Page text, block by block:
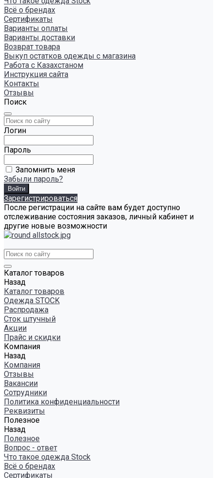
Всё о брендах
Сертификаты
Варианты оплаты
Варианты доставки
Возврат товара
Выкуп остатков одежды с магазина
Работа с Казахстаном
Инструкция сайта
Контакты
Отзывы
Поиск
Логин
Пароль
Запомнить меня
Забыли пароль?
Зарегистрироваться
После регистрации на сайте вам будет доступно
отслеживание состояния заказов, личный кабинет и
другие новые возможности
Каталог товаров
Назад
Каталог товаров
Одежда STOCK
Распродажа
Сток штучный
Акции
Прайс и скидки
Компания
Назад
Компания
Отзывы
Вакансии
Сотрудники
Политика конфиденциальности
Реквизиты
Полезное
Назад
Полезное
Вопрос - ответ
Что такое одежда Stock
Всё о брендах
Сертификаты